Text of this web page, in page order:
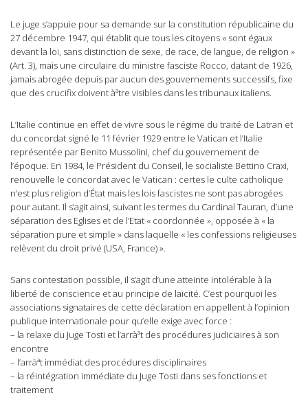
Le juge s’appuie pour sa demande sur la constitution républicaine du
27 décembre 1947, qui établit que tous les citoyens « sont égaux
devant la loi, sans distinction de sexe, de race, de langue, de religion »
(Art. 3), mais une circulaire du ministre fasciste Rocco, datant de 1926,
jamais abrogée depuis par aucun des gouvernements successifs, fixe
que des crucifix doivent àªtre visibles dans les tribunaux italiens.
L’Italie continue en effet de vivre sous le régime du traité de Latran et
du concordat signé le 11 février 1929 entre le Vatican et l’Italie
représentée par Benito Mussolini, chef du gouvernement de
l’époque. En 1984, le Président du Conseil, le socialiste Bettino Craxi,
renouvelle le concordat avec le Vatican : certes le culte catholique
n’est plus religion d’État mais les lois fascistes ne sont pas abrogées
pour autant. Il s’agit ainsi, suivant les termes du Cardinal Tauran, d’une
séparation des Eglises et de l’Etat « coordonnée », opposée à « la
séparation pure et simple » dans laquelle « les confessions religieuses
relèvent du droit privé (USA, France) ».
Sans contestation possible, il s’agit d’une atteinte intolérable à la
liberté de conscience et au principe de laïcité. C’est pourquoi les
associations signataires de cette déclaration en appellent à l’opinion
publique internationale pour qu’elle exige avec force :
– la relaxe du Juge Tosti et l’arràªt des procédures judiciaires à son
encontre
– l’arràªt immédiat des procédures disciplinaires
– la réintégration immédiate du Juge Tosti dans ses fonctions et
traitement